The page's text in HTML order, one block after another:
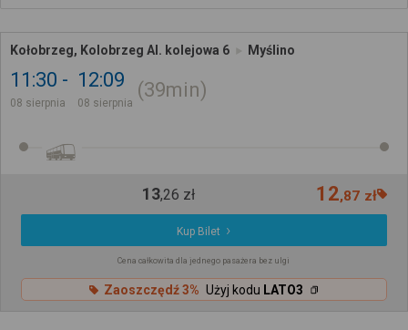
Kołobrzeg, Kolobrzeg Al. kolejowa 6 Myślino
11:30
08 sierpnia
12:09
08 sierpnia
39min
13,26 zł 12,87 zł
Kup Bilet
Cena całkowita dla jednego pasażera bez ulgi
Zaoszczędź 3% Użyj kodu LATO3